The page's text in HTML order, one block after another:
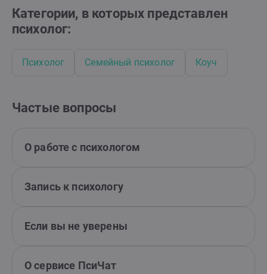
Категории, в которых представлен
психолог:
Психолог Семейный психолог Коуч
Частые вопросы
О работе с психологом
Запись к психологу
Если вы не уверены
О сервисе ПсиЧат